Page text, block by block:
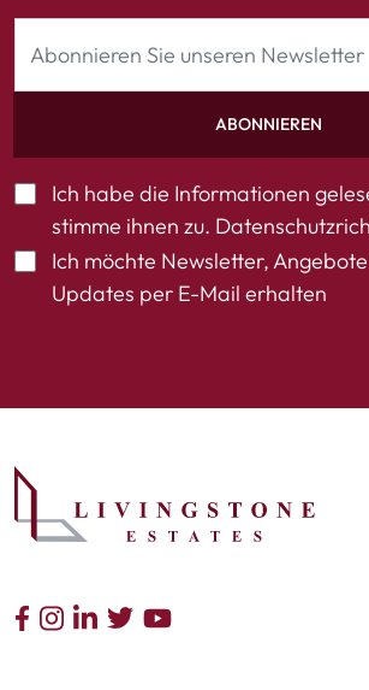
ABONNIEREN
Ich habe die Informationen
stimme ihnen zu.
Ich möchte Newsletter,
Updates per E-Mail erhalten